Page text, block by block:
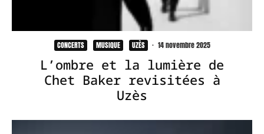
CONCERTS MUSIQUE UZÈS · 14 novembre 2025
L’ombre et la lumière de
Chet Baker revisitées à
Uzès